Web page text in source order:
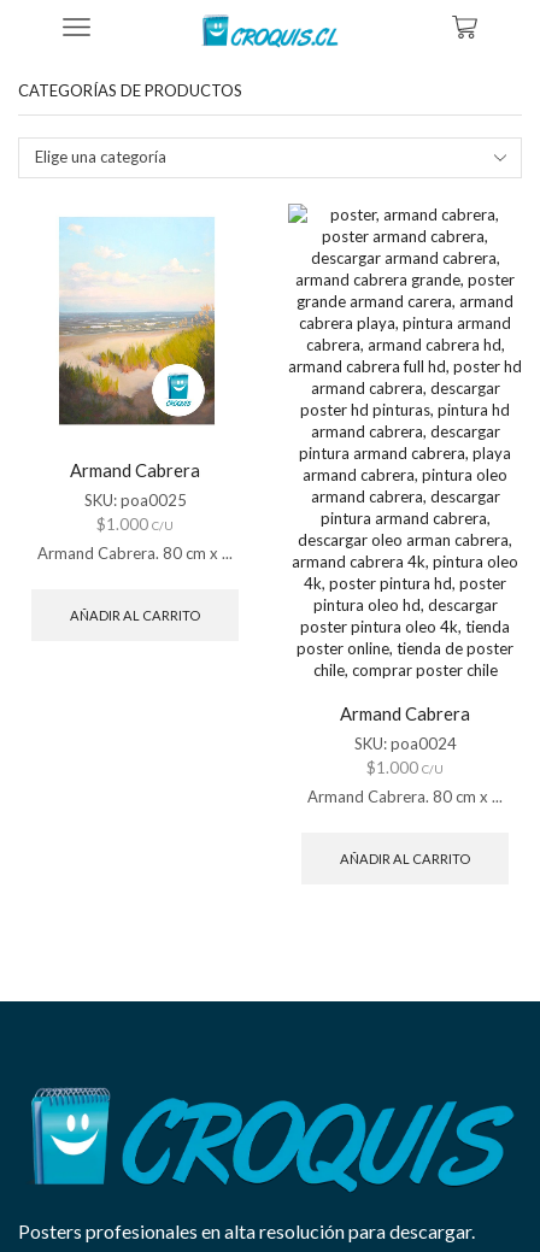
Tienda Productos Etiquetados “armand Cabrera Playa”
CATEGORÍAS DE PRODUCTOS
Elige una categoría
Armand Cabrera
SKU:poa0025
$1.000 C/U
Armand Cabrera. 80 cm x ...
AÑADIR AL CARRITO
Armand Cabrera
SKU:poa0024
$1.000 C/U
Armand Cabrera. 80 cm x ...
AÑADIR AL CARRITO
Posters profesionales en alta resolución para descargar.